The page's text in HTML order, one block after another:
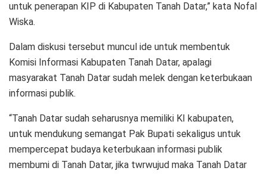
untuk penerapan KIP di Kabupaten Tanah Datar,” kata Nofal
Wiska.
Dalam diskusi tersebut muncul ide untuk membentuk
Komisi Informasi Kabupaten Tanah Datar, apalagi
masyarakat Tanah Datar sudah melek dengan keterbukaan
informasi publik.
“Tanah Datar sudah seharusnya memiliki KI kabupaten,
untuk mendukung semangat Pak Bupati sekaligus untuk
mempercepat budaya keterbukaan informasi publik
membumi di Tanah Datar, jika twrwujud maka Tanah Datar